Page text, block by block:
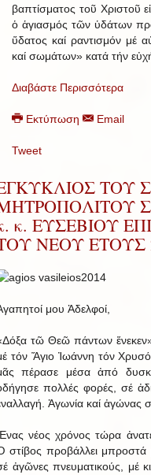
βαπτίσματος τοῦ Χριστοῦ
ὁ ἁγιασμός τῶν ὑδάτων
ὕδατος καί ραντισμόν μέ
καί σωμάτων» κατά τήν
Διαβάστε Περισσότερα
Εκτύπωση Email
Tweet
ΤΟΥ
κ. ΕΥΣΕΒΙΟΥ
ΝΕΟΥ ΕΤΟΥΣ
μου Ἀδελφοί,
τῶ Θεῶ πάντων
τόν Ἅγιο Ἰωάννη τόν
πέρασε μέσα ἀπό
πολλές φορές, σέ
Ἀγωνία καί ἀγώνας
νέος χρόνος τώρα
στίβος προβάλλει
ἀγῶνες πνευματικούς, μέ